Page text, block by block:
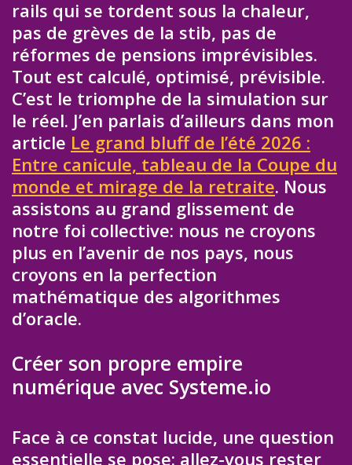
rails qui se tordent sous la chaleur,
pas de grèves de la stib, pas de
réformes de pensions imprévisibles.
Tout est calculé, optimisé, prévisible.
C’est le triomphe de la simulation sur
le réel. J’en parlais d’ailleurs dans mon
article Le grand bluff de l’été 2026 :
Entre canicule, tableau de la Coupe du
monde et mirage de la retraite. Nous
assistons au grand glissement de
notre foi collective: nous ne croyons
plus en l’avenir de nos pays, nous
croyons en la perfection
mathématique des algorithmes
d’oracle.
Créer son propre empire
numérique avec Systeme.io
Face à ce constat lucide, une question
essentielle se pose: allez-vous rester